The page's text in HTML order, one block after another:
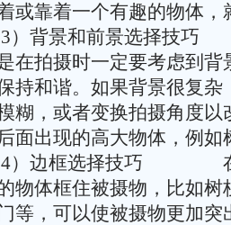
或靠着一个有趣的物体，
景和前景选择技
在拍摄时一定要考虑到背
持和谐。如果背景很复杂
糊，或者变换拍摄角度以
面出现的高大物体，例如
框选择技巧 在
物体框住被摄物，比如树
等，可以使被摄物更加突